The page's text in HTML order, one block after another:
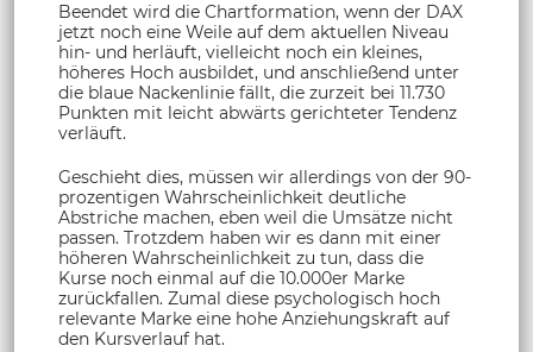
Beendet wird die Chartformation, wenn der DAX
jetzt noch eine Weile auf dem aktuellen Niveau
hin- und herläuft, vielleicht noch ein kleines,
höheres Hoch ausbildet, und anschließend unter
die blaue Nackenlinie fällt, die zurzeit bei 11.730
Punkten mit leicht abwärts gerichteter Tendenz
verläuft.
Geschieht dies, müssen wir allerdings von der 90-
prozentigen Wahrscheinlichkeit deutliche
Abstriche machen, eben weil die Umsätze nicht
passen. Trotzdem haben wir es dann mit einer
höheren Wahrscheinlichkeit zu tun, dass die
Kurse noch einmal auf die 10.000er Marke
zurückfallen. Zumal diese psychologisch hoch
relevante Marke eine hohe Anziehungskraft auf
den Kursverlauf hat.